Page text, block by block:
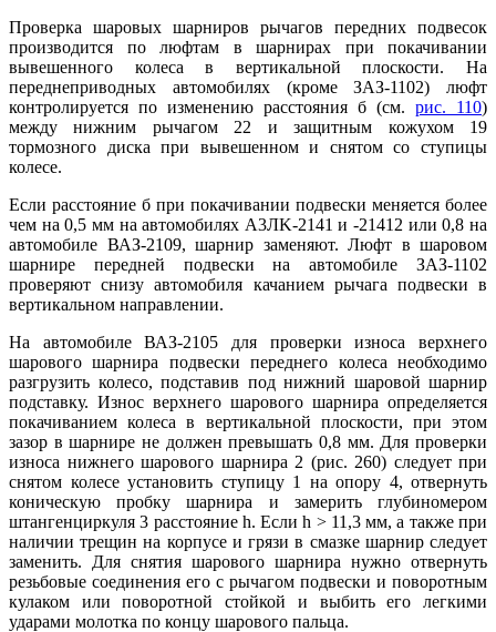
Проверка шаровых шарниров рычагов передних подвесок
производится по люфтам в шарнирах при покачивании
вывешенного колеса в вертикальной плоскости. На
переднеприводных автомобилях (кроме ЗАЗ-1102) люфт
контролируется по изменению расстояния б (см. рис. 110)
между нижним рычагом 22 и защитным кожухом 19
тормозного диска при вывешенном и снятом со ступицы
колесе.
Если расстояние б при покачивании подвески меняется более
чем на 0,5 мм на автомобилях A3ЛK-2141 и -21412 или 0,8 на
автомобиле ВАЗ-2109, шарнир заменяют. Люфт в шаровом
шарнире передней подвески на автомобиле ЗАЗ-1102
проверяют снизу автомобиля качанием рычага подвески в
вертикальном направлении.
На автомобиле ВАЗ-2105 для проверки износа верхнего
шарового шарнира подвески переднего колеса необходимо
разгрузить колесо, подставив под нижний шаровой шарнир
подставку. Износ верхнего шарового шарнира определяется
покачиванием колеса в вертикальной плоскости, при этом
зазор в шарнире не должен превышать 0,8 мм. Для проверки
износа нижнего шарового шарнира 2 (рис. 260) следует при
снятом колесе установить ступицу 1 на опору 4, отвернуть
коническую пробку шарнира и замерить глубиномером
штангенциркуля 3 расстояние h. Если h > 11,3 мм, а также при
наличии трещин на корпусе и грязи в смазке шарнир следует
заменить. Для снятия шарового шарнира нужно отвернуть
резьбовые соединения его с рычагом подвески и поворотным
кулаком или поворотной стойкой и выбить его легкими
ударами молотка по концу шарового пальца.